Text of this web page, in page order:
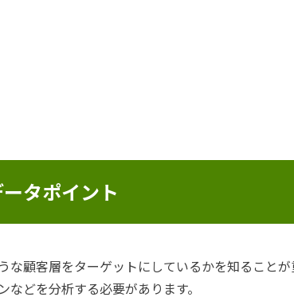
タポイント
顧客層をターゲットにしているかを知ることが
どを分析する必要があります。